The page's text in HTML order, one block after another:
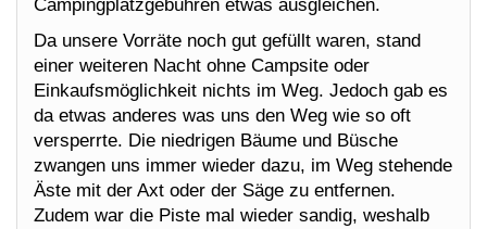
Campingplatzgebühren etwas ausgleichen.
Da unsere Vorräte noch gut gefüllt waren, stand
einer weiteren Nacht ohne Campsite oder
Einkaufsmöglichkeit nichts im Weg. Jedoch gab es
da etwas anderes was uns den Weg wie so oft
versperrte. Die niedrigen Bäume und Büsche
zwangen uns immer wieder dazu, im Weg stehende
Äste mit der Axt oder der Säge zu entfernen.
Zudem war die Piste mal wieder sandig, weshalb